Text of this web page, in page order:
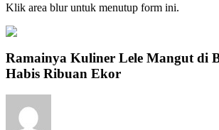
Klik area blur untuk menutup form ini.
Ramainya Kuliner Lele Mangut di
Habis Ribuan Ekor